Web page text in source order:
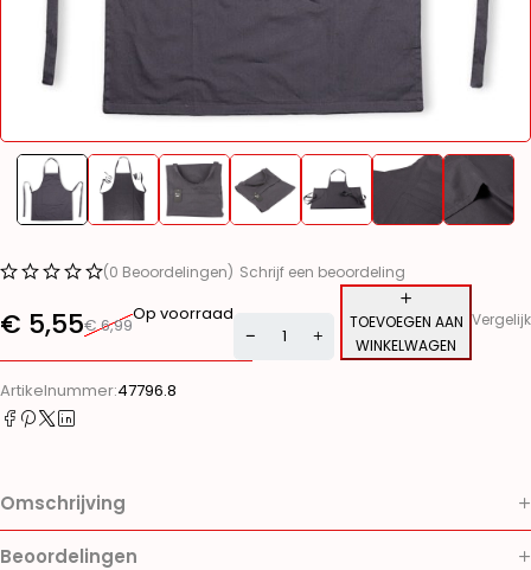
(0 Beoordelingen) Schrijf een beoordeling
€6,99
€ 5,55 Op voorraad
TOEVOEGEN AAN
WINKELWAGEN
Alternative:
Vergelijk
Artikelnummer:47796.8
Omschrijving
Beoordelingen